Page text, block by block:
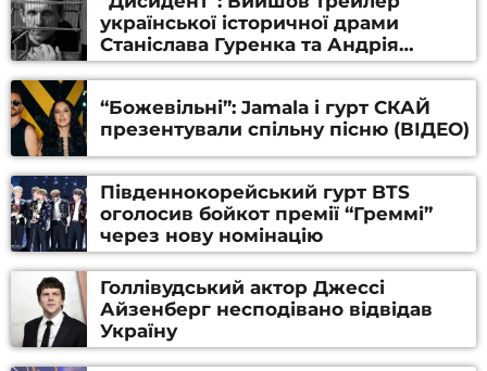
української історичної драми
Станіслава Гуренка та Андрія
Алфьорова (ВІДЕО)
“Божевільні”: Jamala і гурт СКАЙ
презентували спільну пісню (ВІДЕО)
Південнокорейський гурт BTS
оголосив бойкот премії “Греммі”
через нову номінацію
Голлівудський актор Джессі
Айзенберг несподівано відвідав
Україну